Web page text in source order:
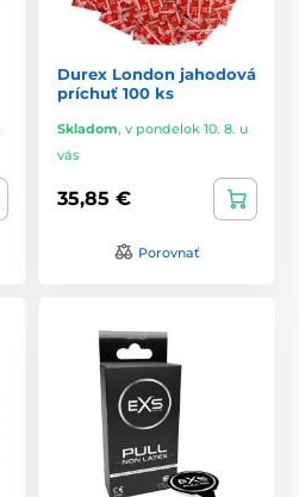
Durex London jahodová
príchuť 100 ks
Skladom, v pondelok 10. 8. u
vás
35,85 €
Porovnať